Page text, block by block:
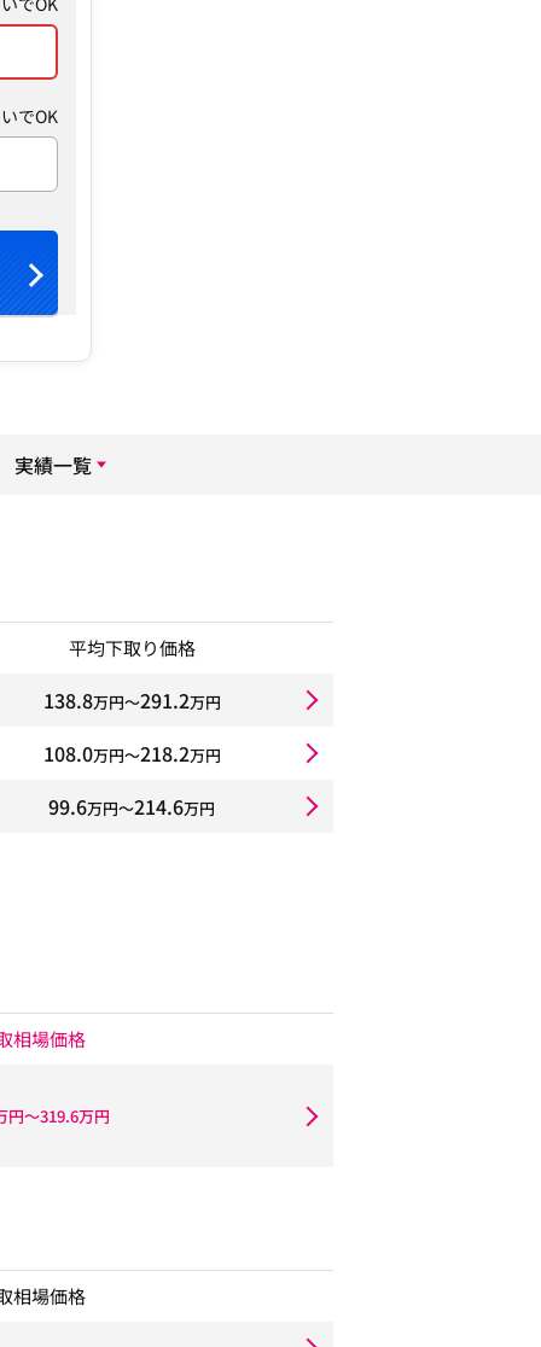
でOK
実績一覧
平均下取り価格
138.8万円〜291.2万円
108.0万円〜218.2万円
99.6万円〜214.6万円
相場価格
円〜319.6万円
相場価格